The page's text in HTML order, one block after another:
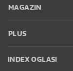
MAGAZIN
PLUS
INDEX OGLASI